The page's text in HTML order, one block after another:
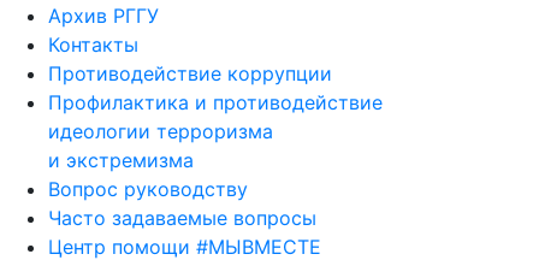
Архив РГГУ
Контакты
Противодействие коррупции
Профилактика и противодействие
идеологии терроризма
и экстремизма
Вопрос руководству
Часто задаваемые вопросы
Центр помощи #МЫВМЕСТЕ